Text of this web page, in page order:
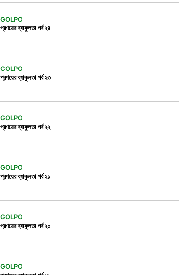
GOLPO
প্রণয়ের ব্যাকুলতা পর্ব ২৪
GOLPO
প্রণয়ের ব্যাকুলতা পর্ব ২৩
GOLPO
প্রণয়ের ব্যাকুলতা পর্ব ২২
GOLPO
প্রণয়ের ব্যাকুলতা পর্ব ২১
GOLPO
প্রণয়ের ব্যাকুলতা পর্ব ২০
GOLPO